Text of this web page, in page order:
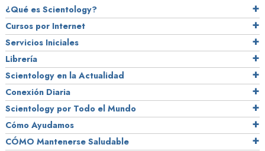
¿Qué es Scientology?
Cursos por Internet
Servicios Iniciales
Librería
Scientology en la Actualidad
Conexión Diaria
Scientology por Todo el Mundo
Cómo Ayudamos
CÓMO Mantenerse Saludable